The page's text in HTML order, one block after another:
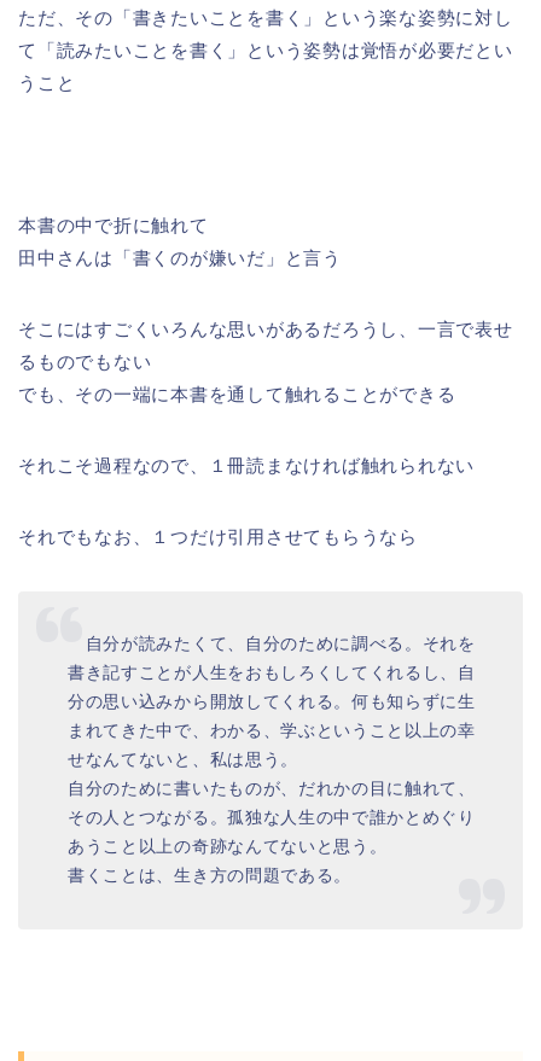
ただ、その「書きたいことを書く」という楽な姿勢に対し
て「読みたいことを書く」という姿勢は覚悟が必要だとい
うこと
本書の中で折に触れて
田中さんは「書くのが嫌いだ」と言う
そこにはすごくいろんな思いがあるだろうし、一言で表せ
るものでもない
でも、その一端に本書を通して触れることができる
それこそ過程なので、１冊読まなければ触れられない
それでもなお、１つだけ引用させてもらうなら
自分が読みたくて、自分のために調べる。それを
書き記すことが人生をおもしろくしてくれるし、自
分の思い込みから開放してくれる。何も知らずに生
まれてきた中で、わかる、学ぶということ以上の幸
せなんてないと、私は思う。
自分のために書いたものが、だれかの目に触れて、
その人とつながる。孤独な人生の中で誰かとめぐり
あうこと以上の奇跡なんてないと思う。
書くことは、生き方の問題である。